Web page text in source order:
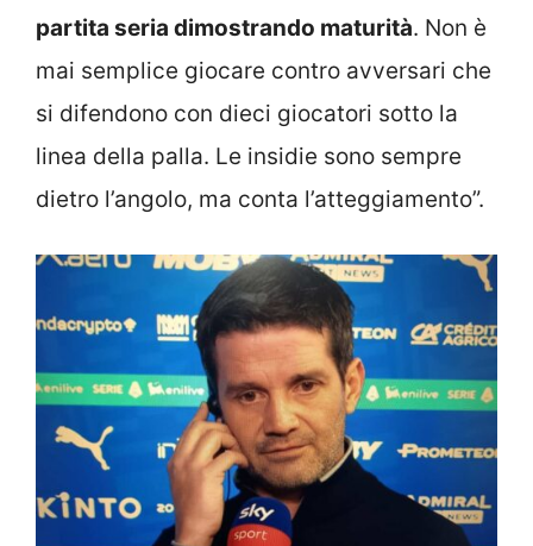
partita seria dimostrando maturità. Non è
mai semplice giocare contro avversari che
si difendono con dieci giocatori sotto la
linea della palla. Le insidie sono sempre
dietro l’angolo, ma conta l’atteggiamento”.